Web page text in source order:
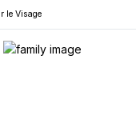
le Visage